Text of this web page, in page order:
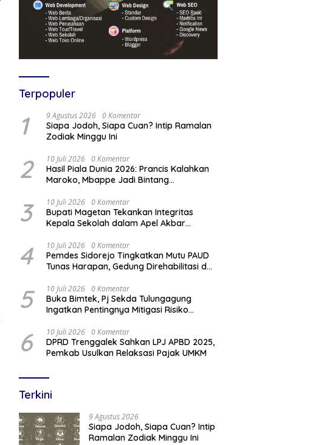
Terpopuler
1 9 Agustus 2026 0 Komentar
Siapa Jodoh, Siapa Cuan? Intip Ramalan
Zodiak Minggu Ini
2 10 Juli 2026 0 Komentar
Hasil Piala Dunia 2026: Prancis Kalahkan
Maroko, Mbappe Jadi Bintang
3 10 Juli 2026 0 Komentar
Bupati Magetan Tekankan Integritas
Kepala Sekolah dalam Apel Akbar
4 10 Juli 2026 0 Komentar
Pemdes Sidorejo Tingkatkan Mutu PAUD
Tunas Harapan, Gedung Direhabilitasi dan
5 10 Juli 2026 0 Komentar
Buka Bimtek, Pj Sekda Tulungagung
Ingatkan Pentingnya Mitigasi Risiko
6 10 Juli 2026 0 Komentar
DPRD Trenggalek Sahkan LPJ APBD 2025,
Pemkab Usulkan Relaksasi Pajak UMKM
Terkini
9 Agustus 2026
Siapa Jodoh, Siapa Cuan? Intip
Ramalan Zodiak Minggu Ini